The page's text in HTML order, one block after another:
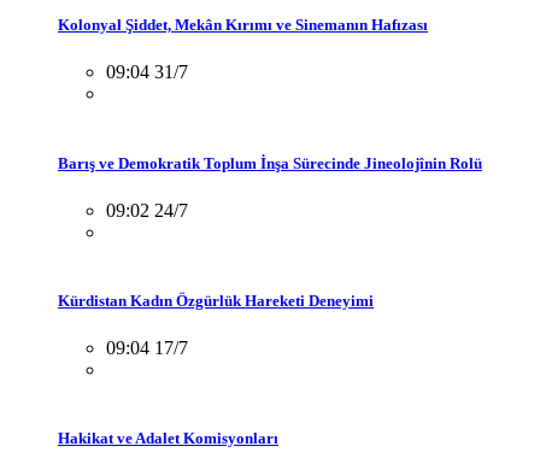
Kolonyal Şiddet, Mekân Kırımı ve Sinemanın Hafızası
09:04 31/7
Barış ve Demokratik Toplum İnşa Sürecinde Jineolojînin Rolü
09:02 24/7
Kürdistan Kadın Özgürlük Hareketi Deneyimi
09:04 17/7
Hakikat ve Adalet Komisyonları